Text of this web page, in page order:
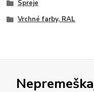
Spreje
Vrchné farby, RAL